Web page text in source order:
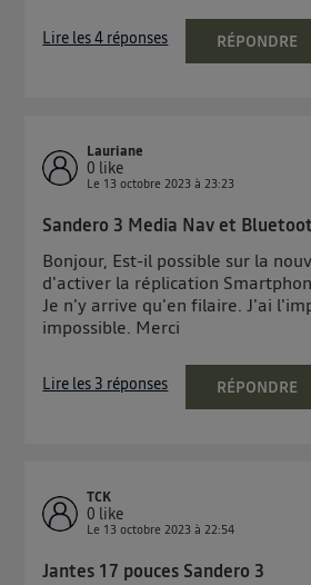
Lire les 4 réponses RÉPONDRE
Lauriane
0 like
Le 13 octobre 2023 à23:23
Sandero 3 Media Nav et
Bonjour, Est-il possible sur la
d'activer la réplication
Je n'y arrive qu'en filaire. J'ai
impossible. Merci
Lire les 3 réponses RÉPONDRE
TCK
0 like
Le 13 octobre 2023 à22:54
Jantes 17 pouces Sandero 3
L'identifiant est associé à votre
Ainsi, toutes les personnes
Pour uneconnexion foyer
sur la navigation des membres du foyer
Pour uneconnexion mobile
Vous pouvez à tout moment
surle portail d’Utiq("
« gérer Utiq » en bas de ce
d'informations, veuillez
d'information sur les
d'Utiq.